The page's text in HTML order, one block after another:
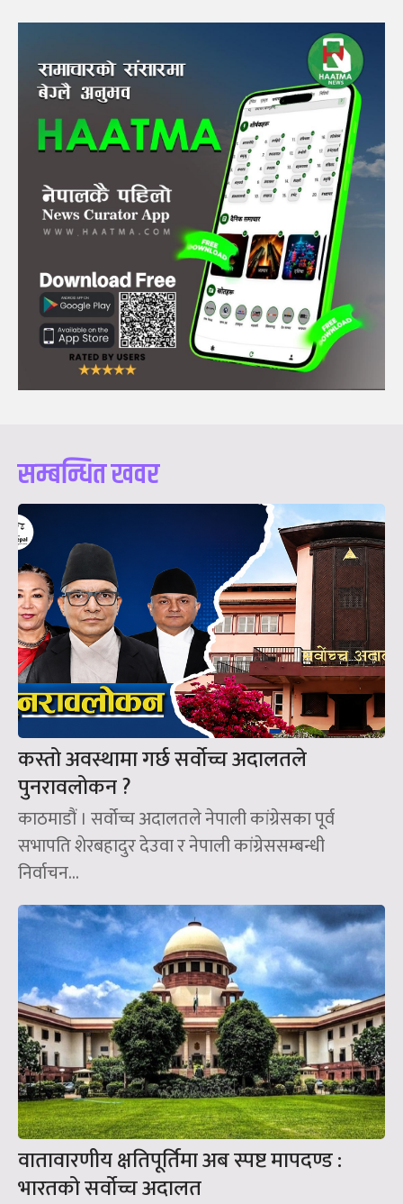
सम्बन्धित खवर
कस्तो अवस्थामा गर्छ सर्वोच्च अदालतले
पुनरावलोकन ?
काठमाडौं । सर्वोच्च अदालतले नेपाली कांग्रेसका पूर्व
सभापति शेरबहादुर देउवा र नेपाली कांग्रेससम्बन्धी
निर्वाचन...
वातावारणीय क्षतिपूर्तिमा अब स्पष्ट मापदण्ड :
भारतको सर्वोच्च अदालत